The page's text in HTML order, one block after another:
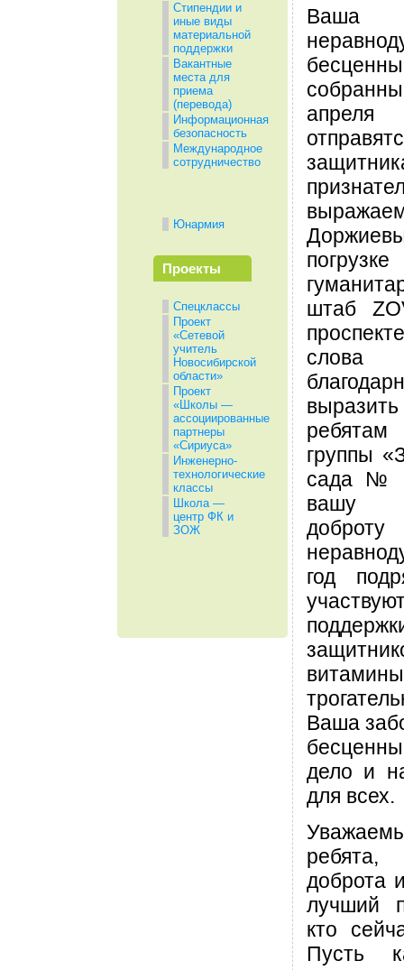
Стипендии и
иные виды
материальной
поддержки
Вакантные
места для
приема
(перевода)
Информационная
безопасность
Международное
сотрудничество
Юнармия
Проекты
Спецклассы
Проект
«Сетевой
учитель
Новосибирской
области»
Проект
«Школы —
ассоциированные
партнеры
«Сириуса»
Инженерно-
технологические
классы
Школа —
центр ФК и
ЗОЖ
Ваша
штаб
группы
сада №
вашу
год
Ваша
дело и
для всех.
доброта
лучший
кто
Пусть